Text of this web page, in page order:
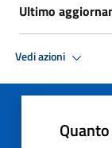
Ultimo
Vedi azioni